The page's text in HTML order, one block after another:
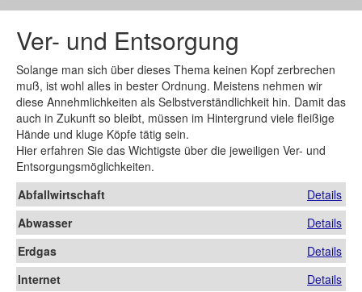
Ver- und Entsorgung
Solange man sich über dieses Thema keinen Kopf zerbrechen
muß, ist wohl alles in bester Ordnung. Meistens nehmen wir
diese Annehmlichkeiten als Selbstverständlichkeit hin. Damit das
auch in Zukunft so bleibt, müssen im Hintergrund viele fleißige
Hände und kluge Köpfe tätig sein.
Hier erfahren Sie das Wichtigste über die jeweiligen Ver- und
Entsorgungsmöglichkeiten.
Abfallwirtschaft
Details
Abwasser
Details
Erdgas
Details
Internet
Details